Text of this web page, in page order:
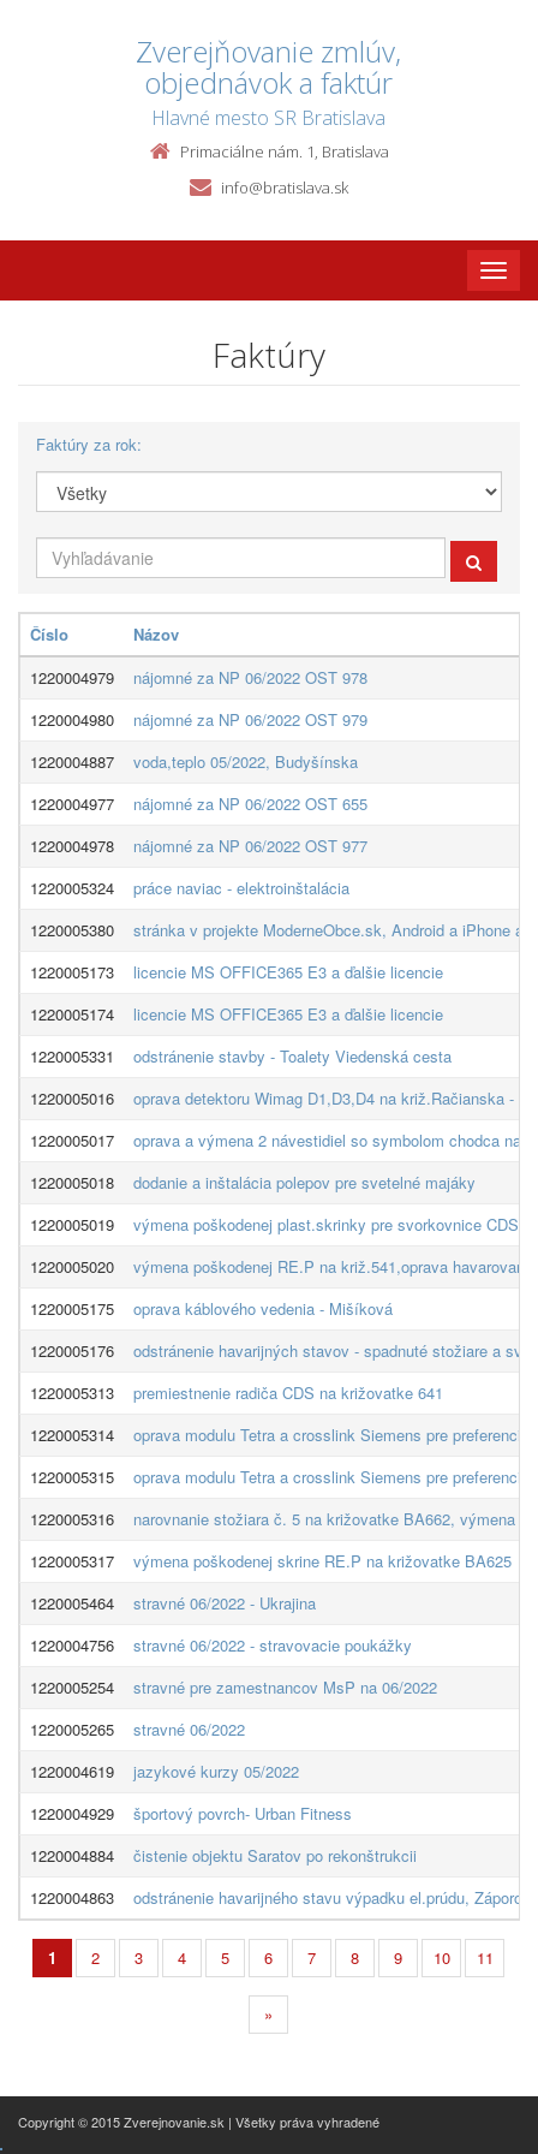
Zverejňovanie zmlúv,
objednávok a faktúr
Hlavné mesto SR Bratislava
Primaciálne nám. 1, Bratislava
info@bratislava.sk
Toggle
Faktúry
Faktúry za rok:
Číslo
Názov
1220004979
nájomné za NP 06/2022 OST 978
1220004980
nájomné za NP 06/2022 OST 979
1220004887
voda,teplo 05/2022, Budyšínska
1220004977
nájomné za NP 06/2022 OST 655
1220004978
nájomné za NP 06/2022 OST 977
1220005324
práce naviac - elektroinštalácia
1220005380
stránka v projekte ModerneObce.sk, Android a iPhone
1220005173
licencie MS OFFICE365 E3 a ďalšie licencie
1220005174
licencie MS OFFICE365 E3 a ďalšie licencie
1220005331
odstránenie stavby - Toalety Viedenská cesta
1220005016
oprava detektoru Wimag D1,D3,D4 na križ.Račianska -
1220005017
oprava a výmena 2 návestidiel so symbolom chodca na
1220005018
dodanie a inštalácia polepov pre svetelné majáky
1220005019
výmena poškodenej plast.skrinky pre svorkovnice CDS
1220005020
výmena poškodenej RE.P na križ.541,oprava
1220005175
oprava káblového vedenia - Mišíková
1220005176
odstránenie havarijných stavov - spadnuté stožiare a
1220005313
premiestnenie radiča CDS na križovatke 641
1220005314
oprava modulu Tetra a crosslink Siemens pre
1220005315
oprava modulu Tetra a crosslink Siemens pre
1220005316
narovnanie stožiara č. 5 na križovatke BA662, výmena
1220005317
výmena poškodenej skrine RE.P na križovatke BA625
1220005464
stravné 06/2022 - Ukrajina
1220004756
stravné 06/2022 - stravovacie poukážky
1220005254
stravné pre zamestnancov MsP na 06/2022
1220005265
stravné 06/2022
1220004619
jazykové kurzy 05/2022
1220004929
športový povrch- Urban Fitness
1220004884
čistenie objektu Saratov po rekonštrukcii
1220004863
odstránenie havarijného stavu výpadku el.prúdu,
1 2 3 4 5 6 7 8 9 10 11
»
Copyright © 2015 Zverejnovanie.sk | Všetky práva vyhradené